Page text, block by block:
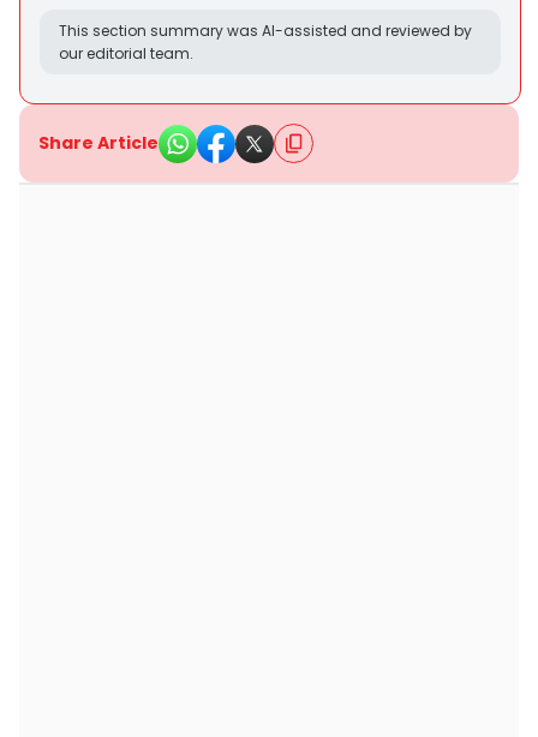
This section summary was AI-assisted and reviewed by
our editorial team.
Share Article